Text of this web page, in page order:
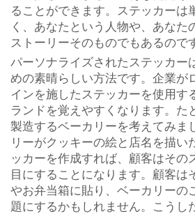
ることができます。ステッカーは
く、あなたという人物や、あなた
ストーリーそのものでもあるので
パーソナライズされたステッカー
めの素晴らしい方法です。企業が
インを施したステッカーを使用す
ランドを覚えやすくなります。た
製造するベーカリーを考えてみま
リーがクッキーの絵と店名を描い
ッカーを作成すれば、顧客はその
目にすることになります。顧客は
やお弁当箱に貼り、ベーカリーの
題にするかもしれません。こうし